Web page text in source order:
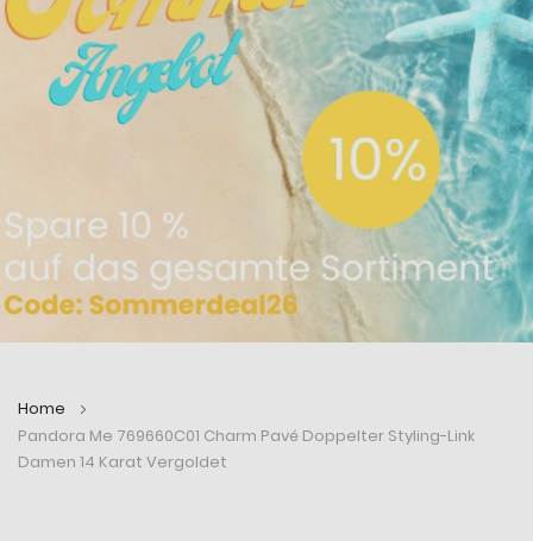
Home
Pandora Me 769660C01 Charm Pavé Doppelter Styling-Link
Damen 14 Karat Vergoldet